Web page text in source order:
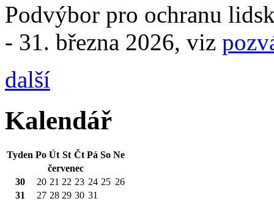
Podvýbor pro ochranu
- 31. března 2026, viz
další
Kalendář
Tyden Po Út St Čt Pá So Ne
červenec
30
20 21 22 23 24 25 26
31
27 28 29 30 31